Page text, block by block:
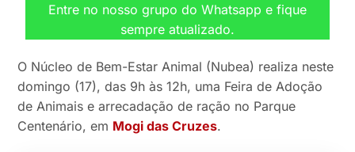
Entre no nosso grupo do Whatsapp e fique
sempre atualizado.
O Núcleo de Bem-Estar Animal (Nubea) realiza neste
domingo (17), das 9h às 12h, uma Feira de Adoção
de Animais e arrecadação de ração no Parque
Centenário, em Mogi das Cruzes.